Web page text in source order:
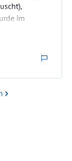
im
die
löst